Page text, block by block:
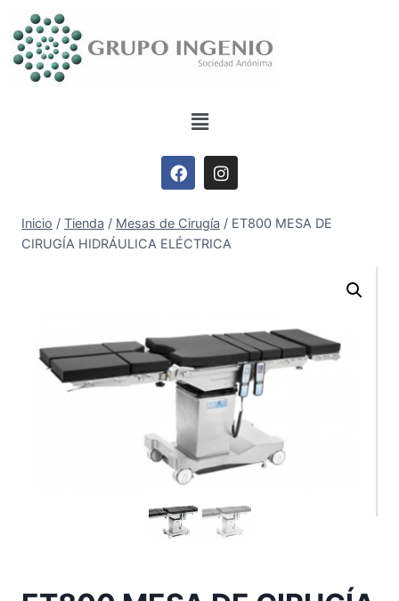
Inicio / Tienda / Mesas de Cirugía / ET800 MESA DE
CIRUGÍA HIDRÁULICA ELÉCTRICA